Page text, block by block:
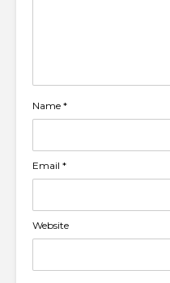
Name *
Email *
Website